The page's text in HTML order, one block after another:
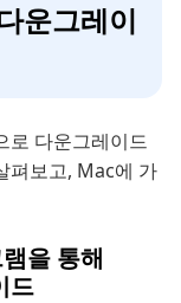
운그레이
로 다운그레이드
펴보고, Mac에 가
을 통해
드